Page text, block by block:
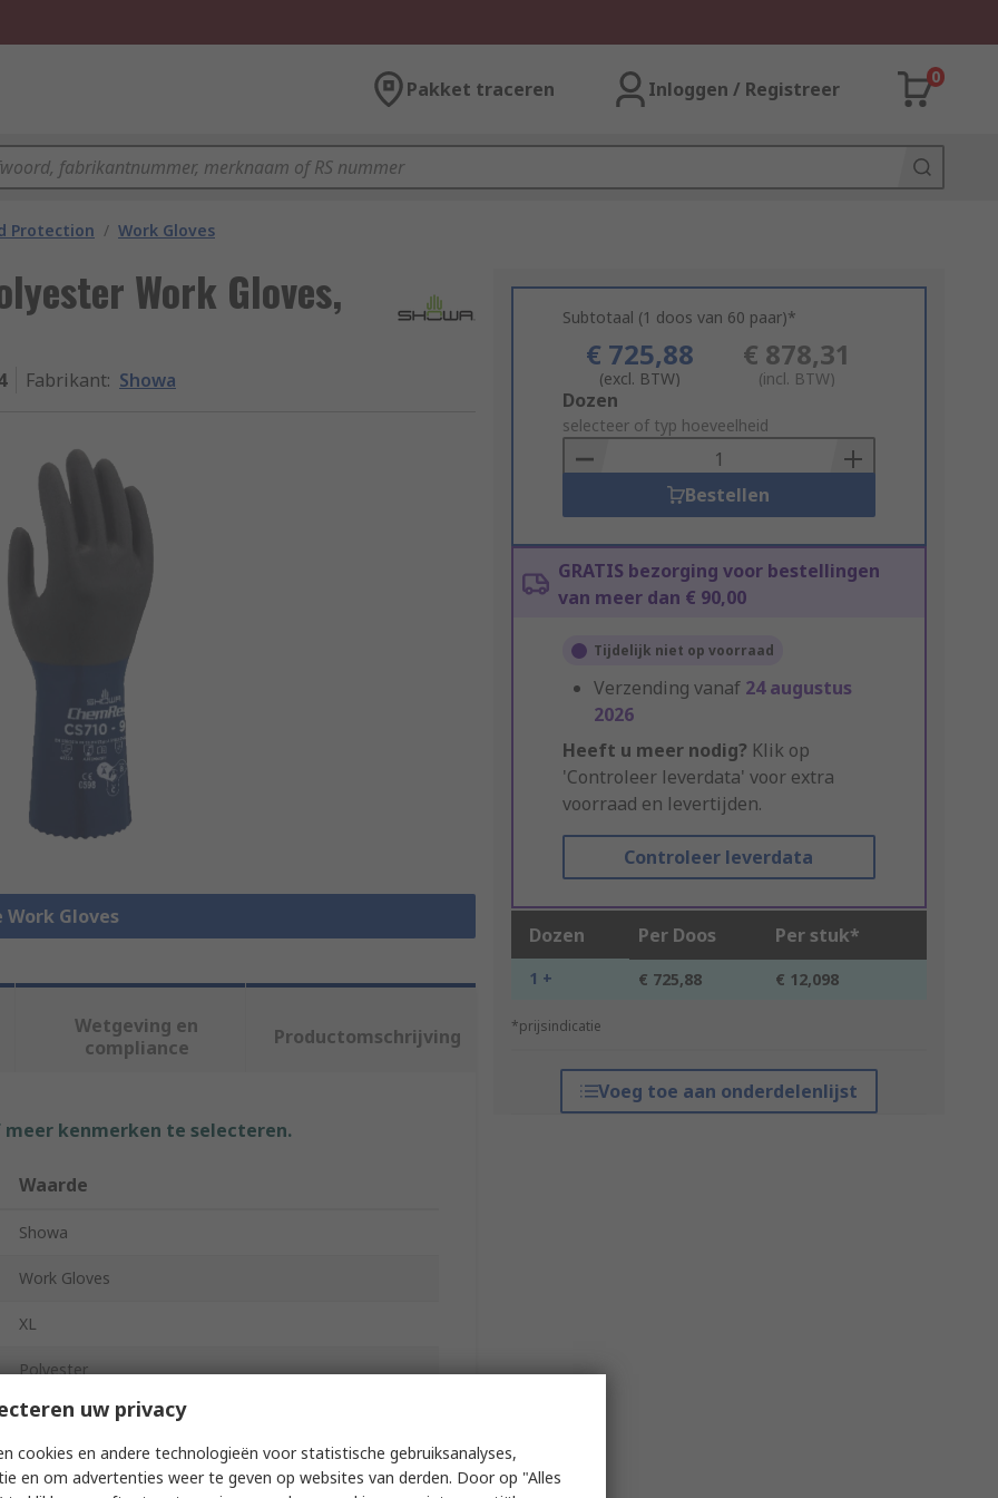
Pakket traceren Inloggen / Registreer
0
Protection / Work Gloves
Work Gloves,
Fabrikant: Showa
Gloves
Subtotaal (1 doos van 60 paar)*
€ 725,88
(excl. BTW)
€ 878,31
(incl. BTW)
Add
to
Basket
Dozen
selecteer of typ hoeveelheid
Bestellen
GRATIS bezorging voor bestellingen
van meer dan € 90,00
Tijdelijk niet op voorraad
Verzending vanaf 24 augustus
2026
Heeft u meer nodig? Klik op
'Controleer leverdata' voor extra
voorraad en levertijden.
Controleer leverdata
Dozen Per Doos Per stuk*
1 + € 725,88 € 12,098
*prijsindicatie
Voeg toe aan onderdelenlijst
Wetgeving en
compliance
Productomschrijving
kenmerken te selecteren.
Waarde
Showa
Work Gloves
XL
Polyester
Polyester
Black, Blue
uw privacy
cookies en andere technologieën voor statistische gebruiksanalyses,
en om advertenties weer te geven op websites van derden. Door op "Alles